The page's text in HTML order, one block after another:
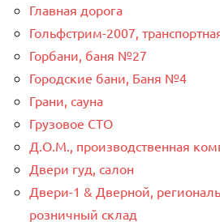
Главная дорога
Гольфстрим-2007,
Горбани, баня №27
Городские бани, Баня №4
Грани, сауна
Грузовое СТО
Д.О.М., производственная
Двери гуд, салон
Двери-1 & Дверной,
розничный склад